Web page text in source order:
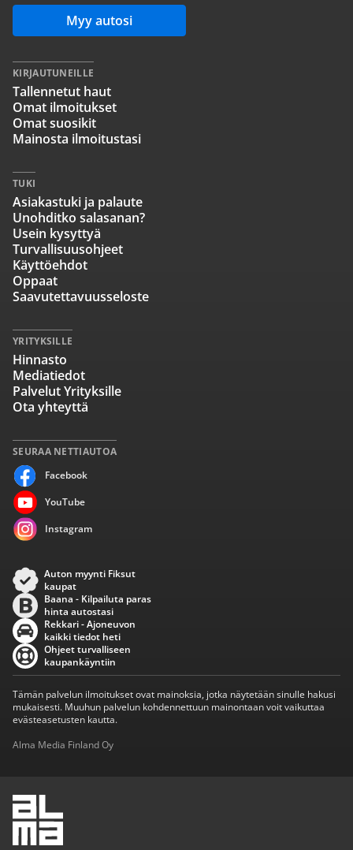
Myy autosi
SEURAA NETTIAUTOA
Facebook
YouTube
Instagram
KIRJAUTUNEILLE
Tallennetut haut
Omat ilmoitukset
Omat suosikit
Mainosta ilmoitustasi
TUKI
Asiakastuki ja palaute
Unohditko salasanan?
Usein kysyttyä
Turvallisuusohjeet
Käyttöehdot
Oppaat
Saavutettavuusseloste
YRITYKSILLE
Hinnasto
Mediatiedot
Palvelut Yrityksille
Ota yhteyttä
Auton myynti Fiksut
kaupat
Baana - Kilpailuta paras
hinta autostasi
Rekkari - Ajoneuvon
kaikki tiedot heti
Ohjeet turvalliseen
kaupankäyntiin
Tämän palvelun ilmoitukset ovat mainoksia, jotka näytetään sinulle hakusi
mukaisesti. Muuhun palvelun kohdennettuun mainontaan voit vaikuttaa
evästeasetusten kautta.
Alma Media Finland Oy